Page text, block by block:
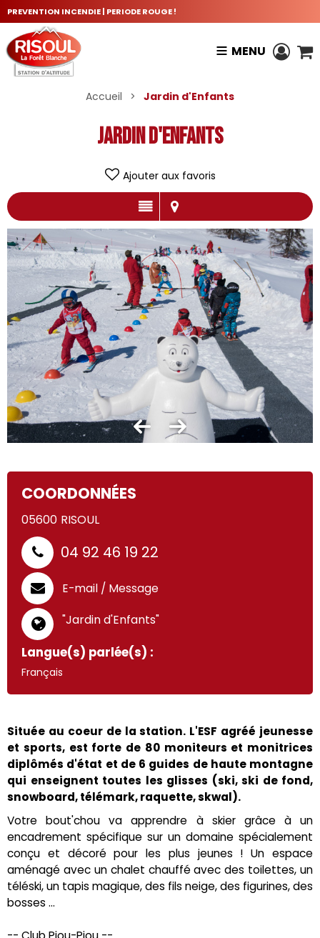
PREVENTION INCENDIE | PERIODE ROUGE !
MENU
Accueil > Jardin d'Enfants
Jardin d'Enfants
Ajouter aux favoris
COORDONNÉES
05600 RISOUL
04 92 46 19 22
E-mail / Message
"Jardin d'Enfants"
Langue(s) parlée(s) :
Français
Située au coeur de la station. L'ESF agréé jeunesse
et sports, est forte de 80 moniteurs et monitrices
diplômés d'état et de 6 guides de haute montagne
qui enseignent toutes les glisses (ski, ski de fond,
snowboard, télémark, raquette, skwal).
Votre bout'chou va apprendre à skier grâce à un
encadrement spécifique sur un domaine spécialement
conçu et décoré pour les plus jeunes ! Un espace
aménagé avec un chalet chauffé avec des toilettes, un
téléski, un tapis magique, des fils neige, des figurines, des
bosses ...